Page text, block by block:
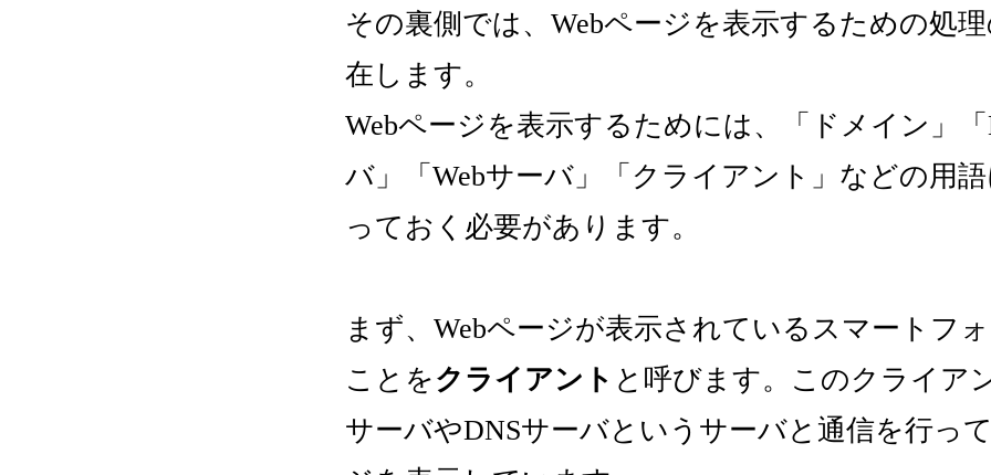
その裏側では、Webページを表示するための処
在します。
Webページを表示するためには、「ドメイン」
バ」「Webサーバ」「クライアント」などの用
っておく必要があります。
まず、Webページが表示されているスマートフ
ことをクライアント と呼びます。このクライア
サーバやDNSサーバというサーバと通信を行っ